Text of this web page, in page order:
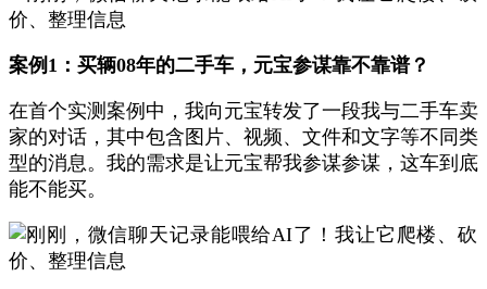
案例1：买辆08年的二手车，元宝参谋靠不靠谱？
在首个实测案例中，我向元宝转发了一段我与二手车卖
家的对话，其中包含图片、视频、文件和文字等不同类
型的消息。我的需求是让元宝帮我参谋参谋，这车到底
能不能买。